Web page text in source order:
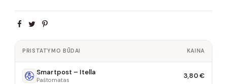
PRISTATYMO BŪDAI KAINA
Smartpost – Itella
Paštomatas 3,80 €